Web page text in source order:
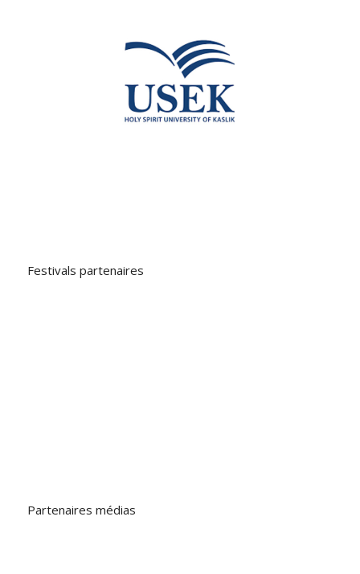
Festivals partenaires
Partenaires médias